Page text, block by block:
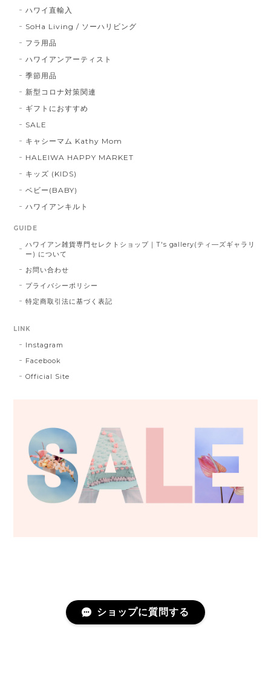
ハワイ直輸入
SoHa Living / ソーハリビング
フラ用品
ハワイアンアーティスト
季節用品
新型コロナ対策関連
ギフトにおすすめ
SALE
キャシーマム Kathy Mom
HALEIWA HAPPY MARKET
キッズ (KIDS)
ベビー(BABY)
ハワイアンキルト
GUIDE
ハワイアン雑貨専門セレクトショップ｜T's gallery(ティ―ズギャラリ
ー) について
お問い合わせ
プライバシーポリシー
特定商取引法に基づく表記
LINK
Instagram
Facebook
Official Site
ショップに質問する